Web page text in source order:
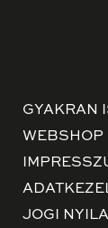
GYAKRAN
WEBSHOP
JOGI